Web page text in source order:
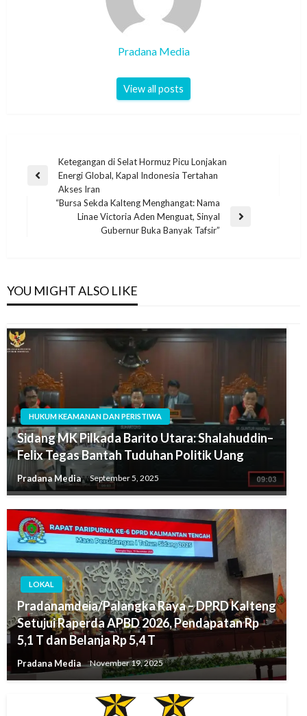
Pradana Media
View all posts
Ketegangan di Selat Hormuz Picu Lonjakan
Energi Global, Kapal Indonesia Tertahan
Akses Iran
“Bursa Sekda Kalteng Menghangat: Nama
Linae Victoria Aden Menguat, Sinyal
Gubernur Buka Banyak Tafsir”
YOU MIGHT ALSO LIKE
HUKUM KEAMANAN DAN PERISTIWA
Sidang MK Pilkada Barito Utara: Shalahuddin–
Felix Tegas Bantah Tuduhan Politik Uang
Pradana Media September 5, 2025
LOKAL
Pradanamdeia/Palangka Raya – DPRD Kalteng
Setujui Raperda APBD 2026, Pendapatan Rp
5,1 T dan Belanja Rp 5,4 T
Pradana Media November 19, 2025